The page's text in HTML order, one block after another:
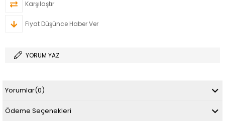
Karşılaştır
Fiyat Düşünce Haber Ver
YORUM YAZ
Yorumlar(0)
Ödeme Seçenekleri